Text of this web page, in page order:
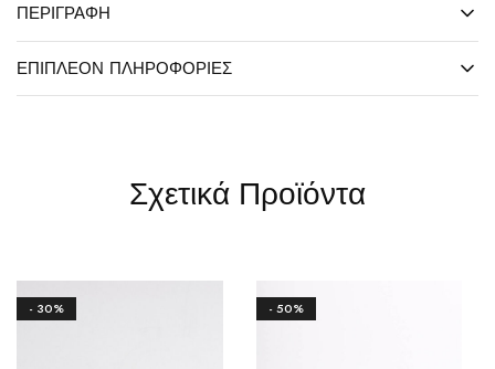
ΠΕΡΙΓΡΑΦΉ
ΕΠΙΠΛΈΟΝ ΠΛΗΡΟΦΟΡΊΕΣ
Σχετικά Προϊόντα
- 30% - 50%